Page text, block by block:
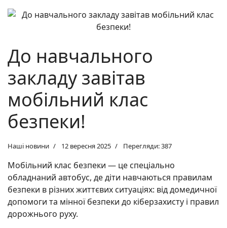
До навчального
закладу завітав
мобільний клас
безпеки!
Наші новини 12 вересня 2025 Перегляди: 387
Мобільний клас безпеки — це спеціально
обладнаний автобус, де діти навчаються правилам
безпеки в різних життєвих ситуаціях: від домедичної
допомоги та мінної безпеки до кіберзахисту і правил
дорожнього руху.